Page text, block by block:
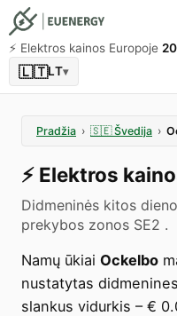
⚡️ Elektros kainos Europoje
🇱🇹LT▾
Pradžia › 🇸🇪 Švedija ›
⚡️ Elektros
Didmeninės kitos
prekybos zonos SE2 .
Namų ūkiai Ockelbo
nustatytas
slankus vidurkis – €